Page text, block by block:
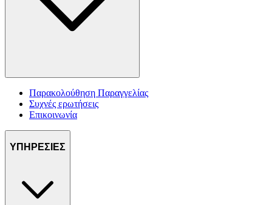
Παρακολούθηση Παραγγελίας
Συχνές ερωτήσεις
Επικοινωνία
ΥΠΗΡΕΣΙΕΣ